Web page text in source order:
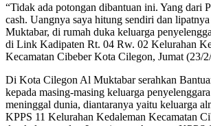
“Tidak ada potongan dibantuan ini. Yang dari
cash. Uangnya saya hitung sendiri dan
Muktabar, di rumah duka keluarga
di Link Kadipaten Rt. 04 Rw. 02 Kelurahan
Kecamatan Cibeber Kota Cilegon, Jumat (23/
Di Kota Cilegon Al Muktabar serahkan
kepada masing-masing keluarga
meninggal dunia, diantaranya yaitu keluarga
KPPS 11 Kelurahan Kedaleman Kecamatan